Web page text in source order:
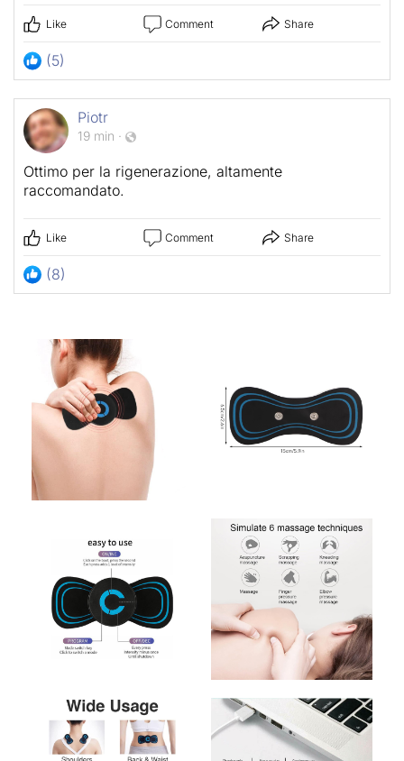
Like Comment Share
(5)
Piotr
19 min ·
Ottimo per la rigenerazione, altamente
raccomandato.
Like Comment Share
(8)